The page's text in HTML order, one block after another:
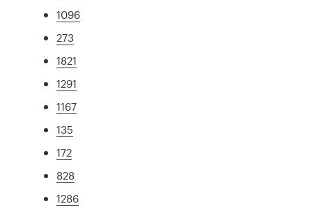
1096
273
1821
1291
1167
135
172
828
1286